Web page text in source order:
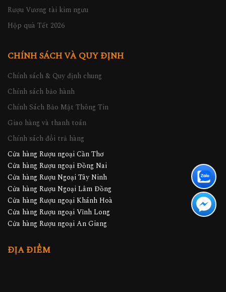
Rượu Vương tài kim ngưu
Hộp quà Tết 2026
CHÍNH SÁCH VÀ QUY ĐỊNH
Chính sách & Quy định chung
Chính sách bảo hành
Chính Sách Bảo Mật Thông Tin
Giao hàng và thanh toán
Chính sách đổi trả hàng
Cửa hàng Rượu ngoại Cần Thơ
Cửa hàng Rượu ngoại Đồng Nai
Cửa hàng Rượu Ngoại Tây Ninh
Cửa hàng Rượu Ngoại Lâm Đồng
Cửa hàng Rượu ngoại Khánh Hoà
Cửa hàng Rượu ngoại Vĩnh Long
Cửa hàng Rượu ngoại An Giang
ĐỊA ĐIỂM